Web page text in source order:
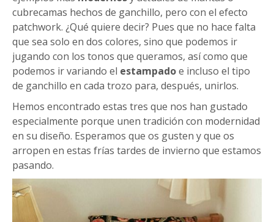
cubrecamas hechos de ganchillo, pero con el efecto
patchwork. ¿Qué quiere decir? Pues que no hace falta
que sea solo en dos colores, sino que podemos ir
jugando con los tonos que queramos, así como que
podemos ir variando el estampadoe incluso el tipo
de ganchillo en cada trozo para, después, unirlos.
Hemos encontrado estas tres que nos han gustado
especialmente porque unen tradición con modernidad
en su diseño. Esperamos que os gusten y que os
arropen en estas frías tardes de invierno que estamos
pasando.